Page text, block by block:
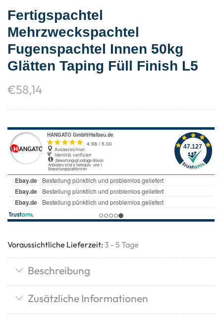
Fertigspachtel
Mehrzweckspachtel
Fugenspachtel Innen 50kg
Glätten Taping Füll Finish L5
€58,14
Voraussichtliche Lieferzeit: 3 - 5 Tage
Beschreibung
Zusätzliche Informationen